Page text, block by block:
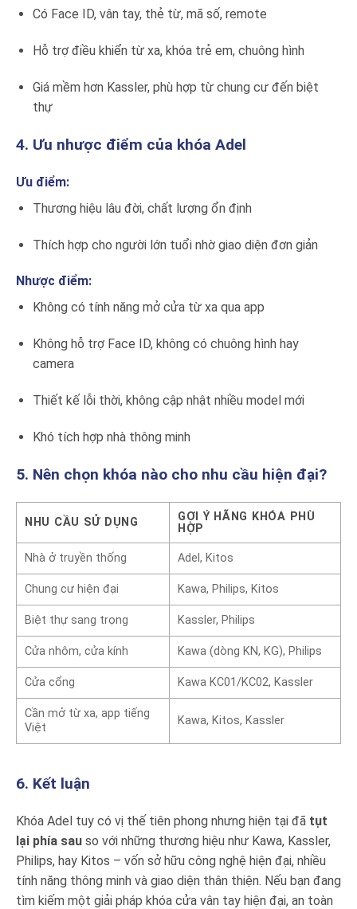
Có Face ID, vân tay, thẻ từ, mã số, remote
Hỗ trợ điều khiển từ xa, khóa trẻ em, chuông hình
Giá mềm hơn Kassler, phù hợp từ chung cư đến biệt
thự
4. Ưu nhược điểm của khóa Adel
Ưu điểm:
Thương hiệu lâu đời, chất lượng ổn định
Thích hợp cho người lớn tuổi nhờ giao diện đơn giản
Nhược điểm:
Không có tính năng mở cửa từ xa qua app
Không hỗ trợ Face ID, không có chuông hình hay
camera
Thiết kế lỗi thời, không cập nhật nhiều model mới
Khó tích hợp nhà thông minh
5. Nên chọn khóa nào cho nhu cầu hiện đại?
NHU CẦU SỬ DỤNG
GỢI Ý HÃNG KHÓA PHÙ
HỢP
Nhà ở truyền thống Adel, Kitos
Chung cư hiện đại Kawa, Philips, Kitos
Biệt thự sang trọng Kassler, Philips
Cửa nhôm, cửa kính Kawa (dòng KN, KG), Philips
Cửa cổng Kawa KC01/KC02, Kassler
Cần mở từ xa, app tiếng
Việt
Kawa, Kitos, Kassler
6. Kết luận
Khóa Adel tuy có vị thế tiên phong nhưng hiện tại đã tụt
lại phía sau so với những thương hiệu như Kawa, Kassler,
Philips, hay Kitos – vốn sở hữu công nghệ hiện đại, nhiều
tính năng thông minh và giao diện thân thiện. Nếu bạn đang
tìm kiếm một giải pháp khóa cửa vân tay hiện đại, an toàn